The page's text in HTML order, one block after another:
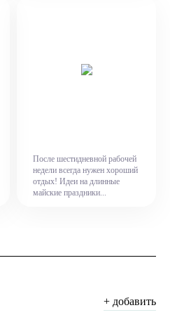
После шестидневной рабочей
недели всегда нужен хороший
отдых! Идеи на длинные
майские праздники...
+ добавить